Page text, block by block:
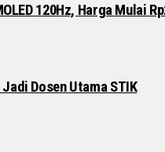
120Hz, Harga Mulai
Dosen Utama STIK